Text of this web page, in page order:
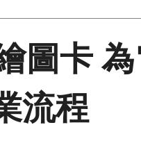
圖卡
流程